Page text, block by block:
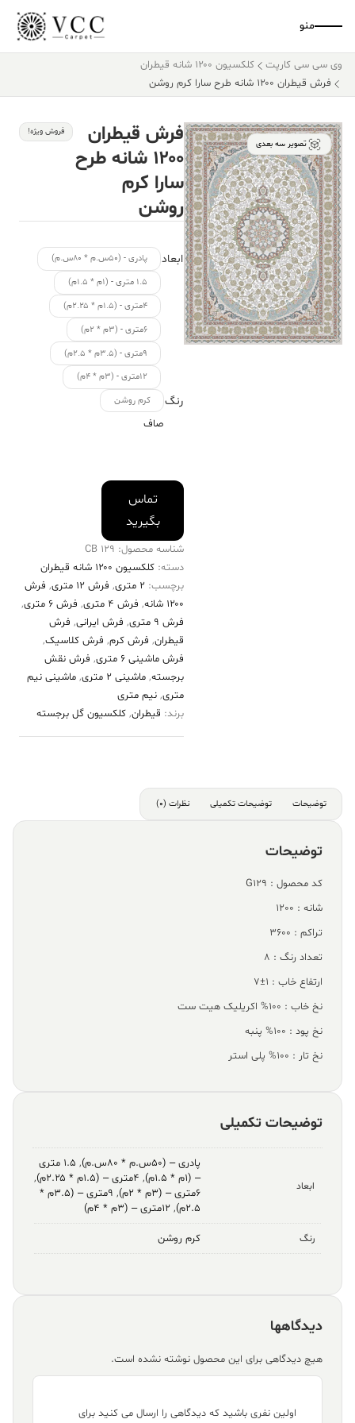
منو
وی سی سی کارپت
کلکسیون ۱۲۰۰ شانه قیطران
فرش قیطران ۱۲۰۰ شانه طرح سارا کرم روشن
تصویر سه بعدی
فرش قیطران
۱۲۰۰ شانه طرح
سارا کرم
روشن
فروش ویژه!
ابعاد
پادری - (۵۰س.م * ۸۰س.م)
۱.۵ متری - (۱م * ۱.۵م)
۴متری - (۱.۵م * ۲.۲۵م)
۶متری - (۳م * ۲م)
۹متری - (۳.۵م * ۲.۵م)
۱۲متری - (۳م * ۴م)
رنگ کرم روشن
صاف
تماس
بگیرید
شناسه محصول: 129 CB
دسته: کلکسیون ۱۲۰۰ شانه قیطران
برچسب: 2 متری , فرش 12 متری , فرش
۱۲۰۰ شانه
, فرش 4 متری , فرش 6 متری
,
فرش 9 متری
, فرش ایرانی, فرش
قیطران, فرش کرم, فرش کلاسیک,
فرش ماشینی 6 متری
, فرش نقش
برجسته, ماشینی 2 متری , ماشینی نیم
متری, نیم متری
برند: قیطران, کلکسیون گل برجسته
توضیحات توضیحات تکمیلی نظرات (0)
توضیحات
کد محصول : G129
شانه : 1200
تراکم : 3600
تعداد رنگ : 8
ارتفاع خاب : 1±7
نخ خاب : 100% اکریلیک هیت ست
نخ پود : 100% پنبه
نخ تار : 100% پلی استر
توضیحات تکمیلی
ابعاد
پادری – (۵۰س.م * ۸۰س.م) ,
۱.۵ متری
– (۱م * ۱.۵م)
, ۴متری – (۱.۵م * ۲.۲۵م)
,
۶متری – (۳م * ۲م)
,
۹متری – (۳.۵م *
۲.۵م)
, ۱۲متری – (۳م * ۴م)
رنگ کرم روشن
دیدگاهها
هیچ دیدگاهی برای این محصول نوشته نشده است.
اولین نفری باشید که دیدگاهی را ارسال می کنید برای